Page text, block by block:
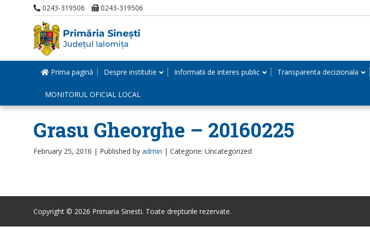
0243-319506 0243-319506
Prima pagină Despre institutie Informatii de interes public Transparenta decizionala
MONITORUL OFICIAL LOCAL
Grasu Gheorghe – 20160225
February 25, 2016 | Published by admin | Categorie: Uncategorized
Copyright © 2026 Primaria Sinesti. Toate drepturile rezervate.